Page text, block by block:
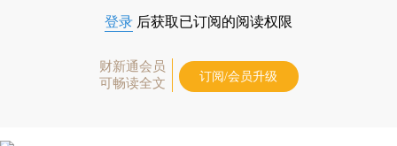
登录 后获取已订阅的阅读权限
财新通会员
可畅读全文
订阅/会员升级